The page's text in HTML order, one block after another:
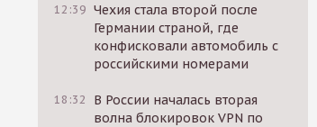
12:39 Чехия стала второй после
Германии страной, где
конфисковали автомобиль с
российскими номерами
18:32
В России началась вторая
волна блокировок VPN по